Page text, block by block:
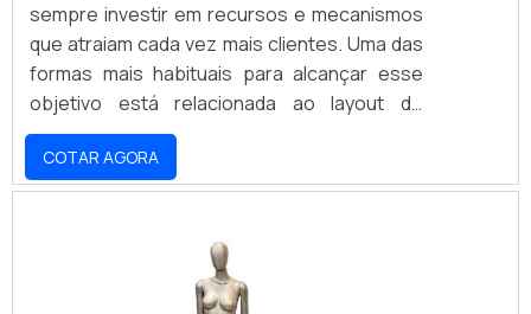
sempre investir em recursos e mecanismos
que atraiam cada vez mais clientes. Uma das
formas mais habituais para alcançar esse
objetivo está relacionada ao layout do
próprio estabelecimento e a maneira com
que seus produtos são expostos aos
consumidores.No ramo de lojas de roupas
é indispensável para garantir que todos os
itens estejam organizados e à disposição de
COTAR AGORA